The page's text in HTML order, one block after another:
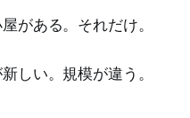
がある。それだけ。
しい。規模が違う。